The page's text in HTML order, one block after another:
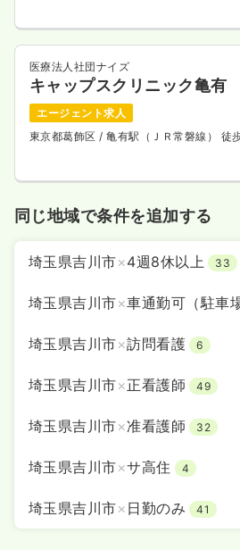
医療法人社団ナイズ
キャップスクリニック亀有
エージェント求人
東京都葛飾区 / 亀有駅（ＪＲ常磐線） 徒
同じ地域で条件を追加する
埼玉県吉川市×4週8休以上 33
埼玉県吉川市×車通勤可（駐車
埼玉県吉川市×訪問看護 6
埼玉県吉川市×正看護師 49
埼玉県吉川市×准看護師 32
埼玉県吉川市×サ高住 4
埼玉県吉川市× 日勤のみ 41